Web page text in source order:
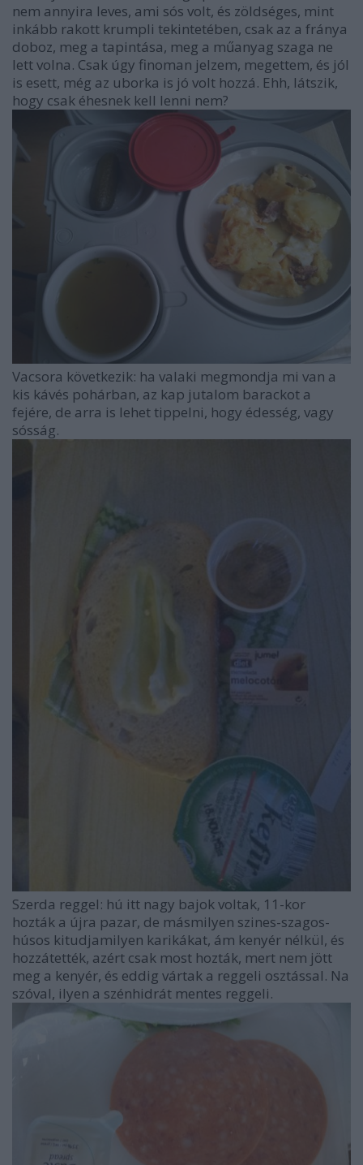
nem annyira leves, ami sós volt, és zöldséges, mint
inkább rakott krumpli tekintetében, csak az a fránya
doboz, meg a tapintása, meg a műanyag szaga ne
lett volna. Csak úgy finoman jelzem, megettem, és jól
is esett, még az uborka is jó volt hozzá. Ehh, látszik,
hogy csak éhesnek kell lenni nem?
Vacsora következik: ha valaki megmondja mi van a
kis kávés pohárban, az kap jutalom barackot a
fejére, de arra is lehet tippelni, hogy édesség, vagy
sósság.
Szerda reggel: hú itt nagy bajok voltak, 11-kor
hozták a újra pazar, de másmilyen szines-szagos-
húsos kitudjamilyen karikákat, ám kenyér nélkül, és
hozzátették, azért csak most hozták, mert nem jött
meg a kenyér, és eddig vártak a reggeli osztással. Na
szóval, ilyen a szénhidrát mentes reggeli.